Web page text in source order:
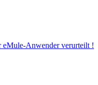
eMule-Anwender verurteilt !